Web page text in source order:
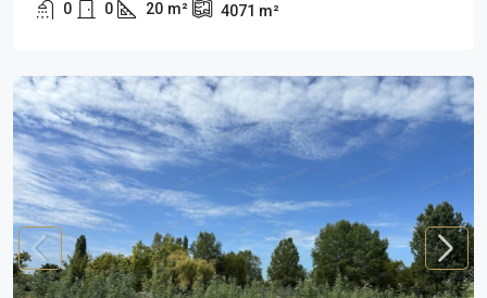
0 0 20 m² 4071 m²